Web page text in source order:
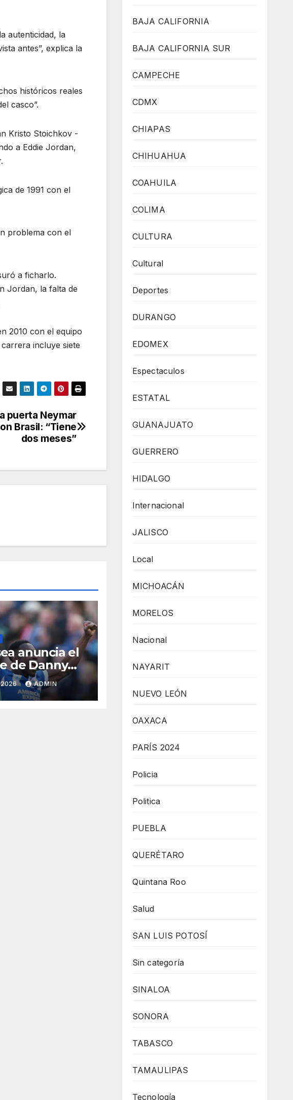
autenticidad, la
antes”, explica la
históricos reales
casco”.
Kristo Stoichkov -
a Eddie Jordan,
de 1991 con el
problema con el
a ficharlo.
Jordan, la falta de
2010 con el equipo
incluye siete
puerta Neymar
Brasil: “Tiene
dos meses”
anuncia el
de Danny
para la
temporada
League
2026 ADMIN
BAJA CALIFORNIA
BAJA CALIFORNIA SUR
CAMPECHE
CDMX
CHIAPAS
CHIHUAHUA
COAHUILA
COLIMA
CULTURA
Cultural
Deportes
DURANGO
EDOMEX
Espectaculos
ESTATAL
GUANAJUATO
GUERRERO
HIDALGO
Internacional
JALISCO
Local
MICHOACÁN
MORELOS
Nacional
NAYARIT
NUEVO LEÓN
OAXACA
PARÍS 2024
Policia
Politica
PUEBLA
QUERÉTARO
Quintana Roo
Salud
SAN LUIS POTOSÍ
Sin categoría
SINALOA
SONORA
TABASCO
TAMAULIPAS
Tecnología